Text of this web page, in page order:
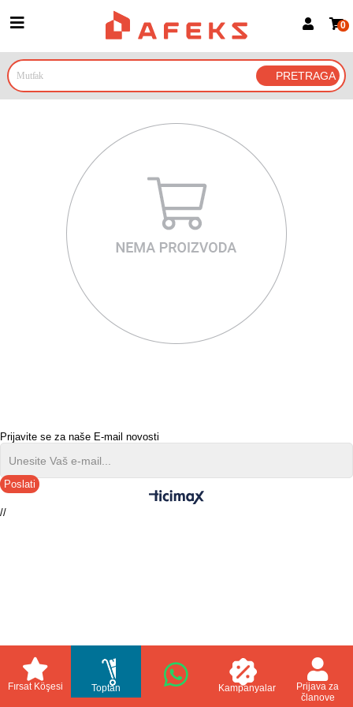
Prijava za članove
Prijavite se Google nalogom
0
Prijavite se za naše E-mail novosti
Poslati
//
Fırsat Köşesi Toptan Kampanyalar
Prijava za
članove